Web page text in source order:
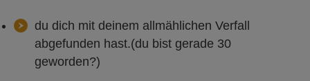
du dich mit deinem allmählichen Verfall
abgefunden hast.(du bist gerade 30
geworden?)